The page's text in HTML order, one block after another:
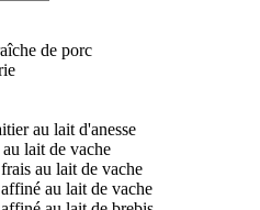
de porc
au lait d'anesse
lait de vache
au lait de vache
au lait de vache